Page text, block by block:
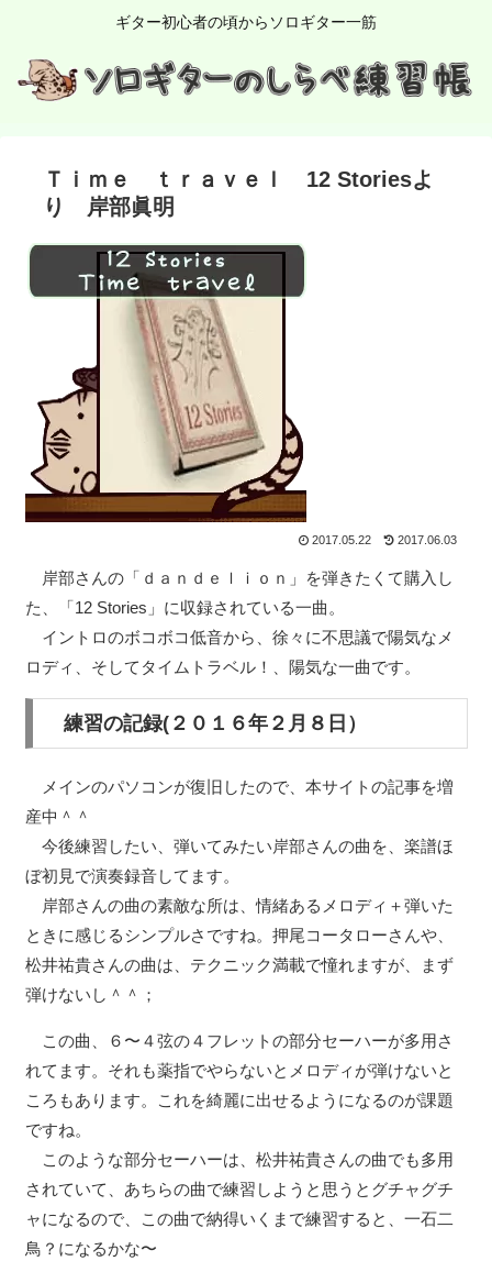
ギター初心者の頃からソロギター一筋
Ｔｉｍｅ ｔｒａｖｅｌ 12 Storiesよ
り 岸部眞明
2017.05.22 2017.06.03
岸部さんの「ｄａｎｄｅｌｉｏｎ」を弾きたくて購入し
た、「12 Stories」に収録されている一曲。
イントロのボコボコ低音から、徐々に不思議で陽気なメ
ロディ、そしてタイムトラベル！、陽気な一曲です。
練習の記録(２０１６年２月８日）
メインのパソコンが復旧したので、本サイトの記事を増
産中＾＾
今後練習したい、弾いてみたい岸部さんの曲を、楽譜ほ
ぼ初見で演奏録音してます。
岸部さんの曲の素敵な所は、情緒あるメロディ＋弾いた
ときに感じるシンプルさですね。押尾コータローさんや、
松井祐貴さんの曲は、テクニック満載で憧れますが、まず
弾けないし＾＾；
この曲、６〜４弦の４フレットの部分セーハーが多用さ
れてます。それも薬指でやらないとメロディが弾けないと
ころもあります。これを綺麗に出せるようになるのが課題
ですね。
このような部分セーハーは、松井祐貴さんの曲でも多用
されていて、あちらの曲で練習しようと思うとグチャグチ
ャになるので、この曲で納得いくまで練習すると、一石二
鳥？になるかな〜